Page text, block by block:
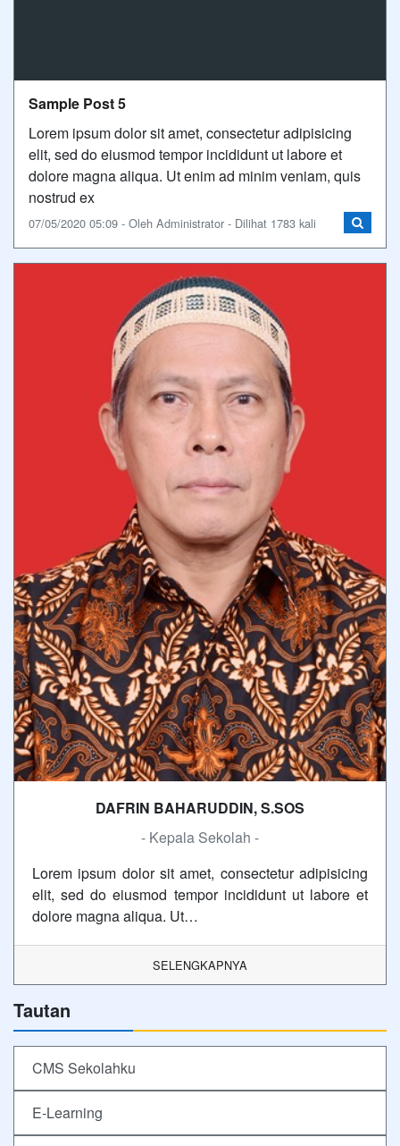
Sample Post 5
Lorem ipsum dolor sit amet, consectetur adipisicing
elit, sed do eiusmod tempor incididunt ut labore et
dolore magna aliqua. Ut enim ad minim veniam, quis
nostrud ex
07/05/2020 05:09 - Oleh Administrator - Dilihat 1783 kali
DAFRIN BAHARUDDIN, S.SOS
- Kepala Sekolah -
Lorem ipsum dolor sit amet, consectetur adipisicing
elit, sed do eiusmod tempor incididunt ut labore et
dolore magna aliqua. Ut…
SELENGKAPNYA
Tautan
CMS Sekolahku
E-Learning